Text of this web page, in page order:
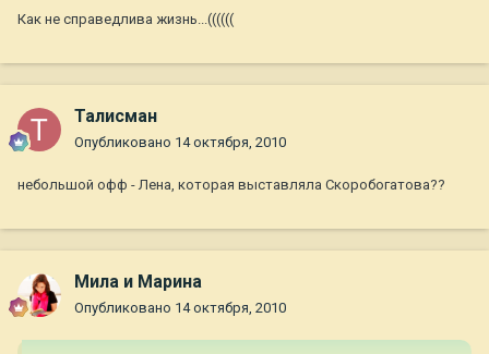
Как не справедлива жизнь...((((((
Талисман
Опубликовано 14 октября, 2010
небольшой офф - Лена, которая выставляла Скоробогатова??
Мила и Марина
Опубликовано 14 октября, 2010